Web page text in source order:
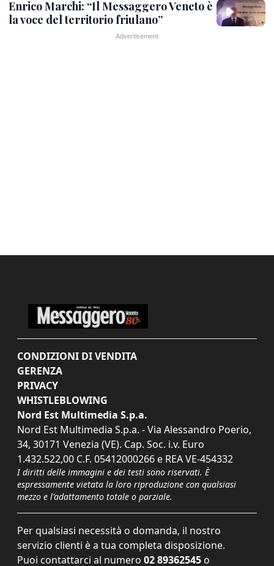
Enrico Marchi: “Il Messaggero Veneto è
la voce del territorio friulano”
CONDIZIONI DI VENDITA
GERENZA
PRIVACY
WHISTLEBLOWING
Nord Est Multimedia S.p.a.
Nord Est Multimedia S.p.a. - Via Alessandro Poerio,
34, 30171 Venezia (VE). Cap. Soc. i.v. Euro
1.432.522,00 C.F. 05412000266 e REA VE-454332
I diritti delle immagini e dei testi sono riservati. È
espressamente vietata la loro riproduzione con qualsiasi
mezzo e l'adattamento totale o parziale.
Per qualsiasi necessità o domanda, il nostro
servizio clienti è a tua completa disposizione.
Puoi contattarci al numero 02 89362545 o